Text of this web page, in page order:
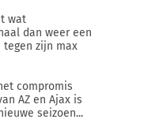
wat
dan weer een
zijn max
compromis
AZ en Ajax is
seizoen...